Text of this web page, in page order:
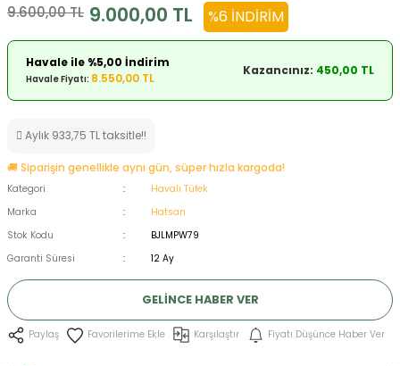
Mermisi
9.600,00 TL 9.000,00 TL %6 İNDIRIM
Havale ile %5,00 İndirim
Havale Fiyatı: 8.550,00 TL
Kazancınız: 450,00 TL
Aylık 933,75 TL taksitle!!
🚚 Siparişin genellikle aynı gün, süper hızla kargoda!
Kategori
Havalı Tüfek
Marka
Hatsan
Stok Kodu
BJLMPW79
Garanti Süresi
12 Ay
GELINCE HABER VER
Paylaş Karşılaştır Fiyatı Düşünce Haber Ver